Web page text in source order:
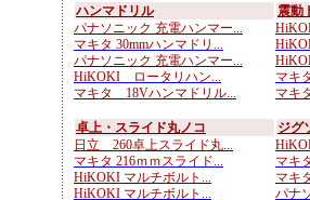
ハンマドリル
パナソニック 充電ハンマー...
マキタ 30mmハンマドリ...
パナソニック 充電ハンマー...
HiKOKI ロータリハン...
マキタ 18Vハンマドリル...
震動
マキ
マキ
卓上・スライド丸ノコ
日立 260卓上スライド丸...
マキタ 216ｍｍスライド...
HiKOKI マルチボルト...
HiKOKI マルチボルト...
ジグ
マキ
マキ
パナ